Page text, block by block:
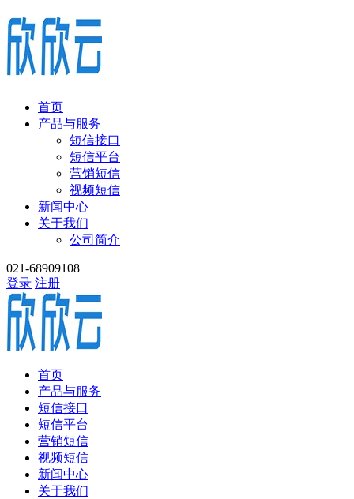
首页
产品与服务
短信接口
短信平台
营销短信
视频短信
新闻中心
关于我们
公司简介
021-68909108
登录 注册
首页
产品与服务
短信接口
短信平台
营销短信
视频短信
新闻中心
关于我们